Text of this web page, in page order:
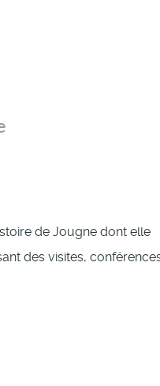
de Jougne dont elle
des visites,